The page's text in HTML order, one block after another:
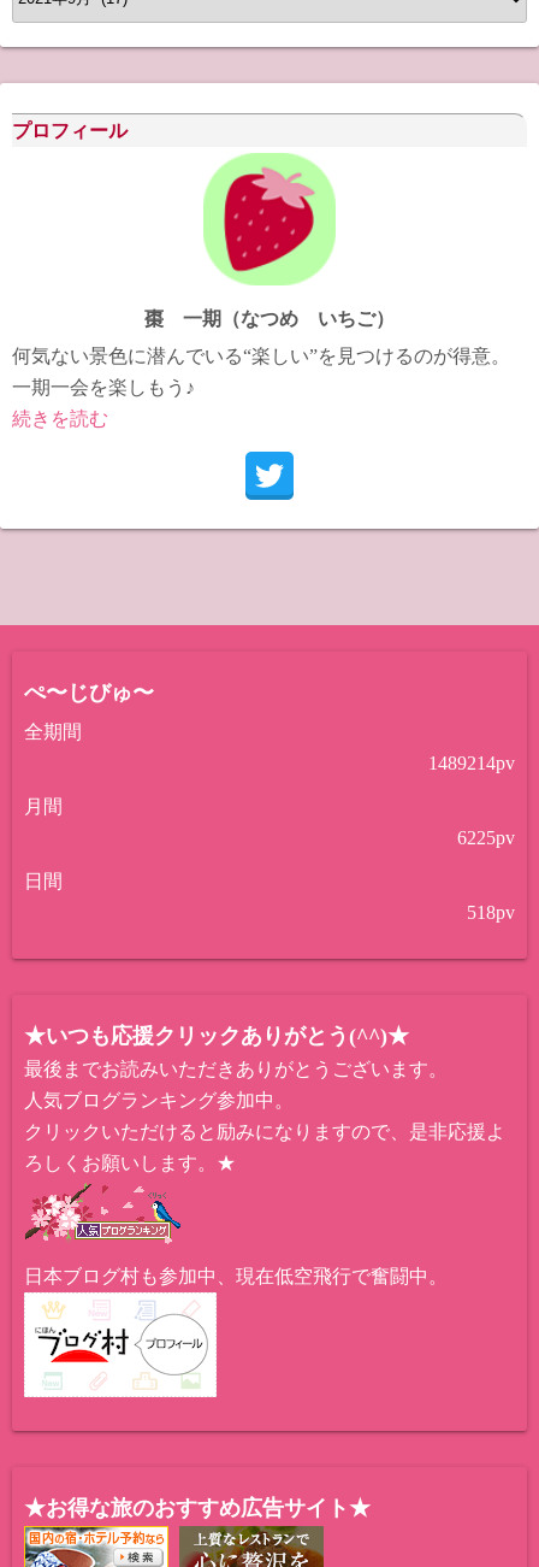
ー
カ
イ
ブ
プロフィール
棗 一期（なつめ いちご）
何気ない景色に潜んでいる“楽しい”を見つけるのが得意。
一期一会を楽しもう♪
続きを読む
ぺ〜じびゅ〜
全期間
1489214pv
月間
6225pv
日間
518pv
★いつも応援クリックありがとう(^^)★
最後までお読みいただきありがとうございます。
人気ブログランキング参加中。
クリックいただけると励みになりますので、是非応援よ
ろしくお願いします。★
日本ブログ村も参加中、現在低空飛行で奮闘中。
★お得な旅のおすすめ広告サイト★